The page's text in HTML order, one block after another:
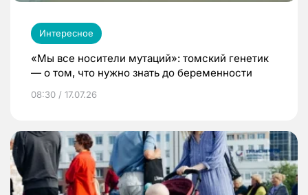
Интересное
«Мы все носители мутаций»: томский генетик
— о том, что нужно знать до беременности
08:30 / 17.07.26